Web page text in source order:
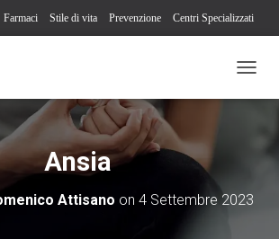
Farmaci Stile di vita Prevenzione Centri Specializzati
A
I
Ansia
Attisano on 4 Settembre 2023